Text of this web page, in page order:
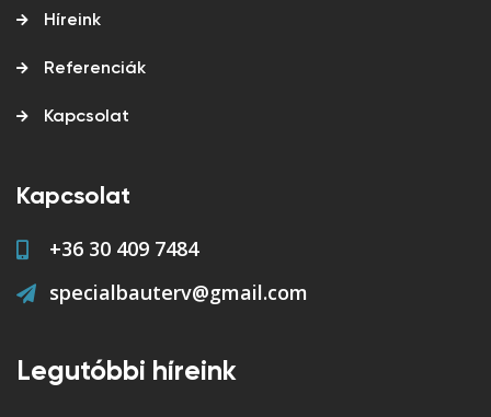
Híreink
Referenciák
Kapcsolat
Kapcsolat
+36 30 409 7484
specialbauterv@gmail.com
Legutóbbi híreink